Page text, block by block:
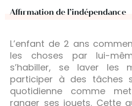
Affirmation de l’indépendance
L’enfant de 2 ans
les choses par lui-
s’habiller, se laver les
participer à des tâches
quotidienne comme
ranger ses jouets. Cette